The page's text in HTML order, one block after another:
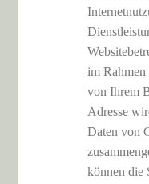
im
von Ihrem
Adresse
Daten von
können die